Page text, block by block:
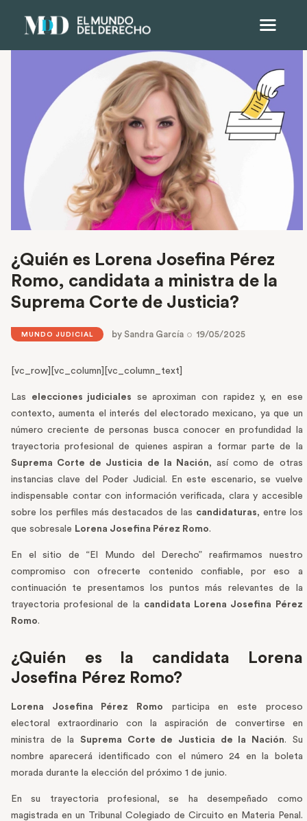
¿Quién es Lorena Josefina Pérez
Romo, candidata a ministra de la
Suprema Corte de Justicia?
MUNDO JUDICIAL bySandra García 19/05/2025
[vc_row][vc_column][vc_column_text]
Las elecciones judiciales se aproximan con rapidez y, en ese
contexto, aumenta el interés del electorado mexicano, ya que un
número creciente de personas busca conocer en profundidad la
trayectoria profesional de quienes aspiran a formar parte de la
Suprema Corte de Justicia de la Nación, así como de otras
instancias clave del Poder Judicial. En este escenario, se vuelve
indispensable contar con información verificada, clara y accesible
sobre los perfiles más destacados de las candidaturas, entre los
que sobresale Lorena Josefina Pérez Romo.
En el sitio de “El Mundo del Derecho” reafirmamos nuestro
compromiso con ofrecerte contenido confiable, por eso a
continuación te presentamos los puntos más relevantes de la
trayectoria profesional de la candidata Lorena Josefina Pérez
Romo.
¿Quién es la candidata Lorena
Josefina Pérez Romo?
Lorena Josefina Pérez Romo participa en este proceso
electoral extraordinario con la aspiración de convertirse en
ministra de la Suprema Corte de Justicia de la Nación. Su
nombre aparecerá identificado con el número 24 en la boleta
morada durante la elección del próximo 1 de junio.
En su trayectoria profesional, se ha desempeñado como
magistrada en un Tribunal Colegiado de Circuito en Materia Penal.